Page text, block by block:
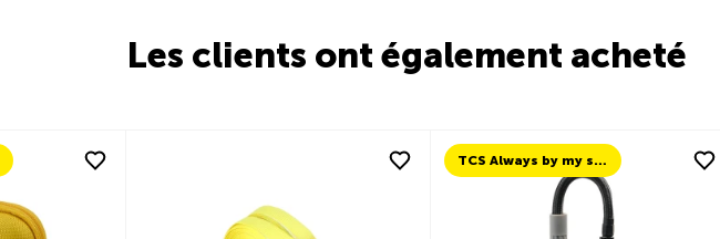
Les clients ont également acheté
TCS Always by my side